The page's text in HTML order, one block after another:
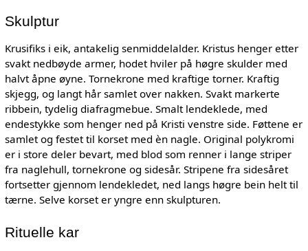
Skulptur
Krusifiks i eik, antakelig senmiddelalder. Kristus henger etter
svakt nedbøyde armer, hodet hviler på høgre skulder med
halvt åpne øyne. Tornekrone med kraftige torner. Kraftig
skjegg, og langt hår samlet over nakken. Svakt markerte
ribbein, tydelig diafragmebue. Smalt lendeklede, med
endestykke som henger ned på Kristi venstre side. Føttene er
samlet og festet til korset med èn nagle. Original polykromi
er i store deler bevart, med blod som renner i lange striper
fra naglehull, tornekrone og sidesår. Stripene fra sidesåret
fortsetter gjennom lendekledet, ned langs høgre bein helt til
tærne. Selve korset er yngre enn skulpturen.
Rituelle kar